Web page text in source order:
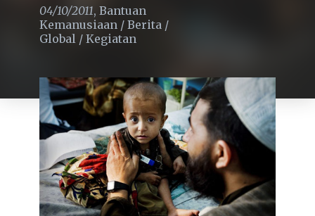
04/10/2011, Bantuan
Kemanusiaan / Berita /
Global / Kegiatan